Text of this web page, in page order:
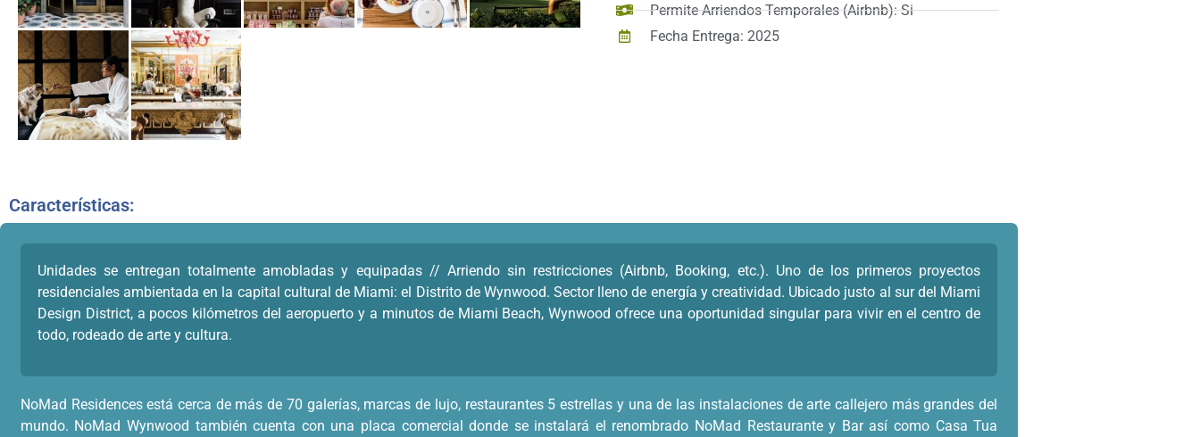
Permite Arriendos Temporales (Airbnb): Si
Fecha Entrega: 2025
Características:
Unidades se entregan totalmente amobladas y equipadas // Arriendo sin restricciones (Airbnb, Booking, etc.). Uno de los primeros proyectos
residenciales ambientada en la capital cultural de Miami: el Distrito de Wynwood. Sector lleno de energía y creatividad. Ubicado justo al sur del Miami
Design District, a pocos kilómetros del aeropuerto y a minutos de Miami Beach, Wynwood ofrece una oportunidad singular para vivir en el centro de
todo, rodeado de arte y cultura.
NoMad Residences está cerca de más de 70 galerías, marcas de lujo, restaurantes 5 estrellas y una de las instalaciones de arte callejero más grandes del
mundo. NoMad Wynwood también cuenta con una placa comercial donde se instalará el renombrado NoMad Restaurante y Bar así como Casa Tua